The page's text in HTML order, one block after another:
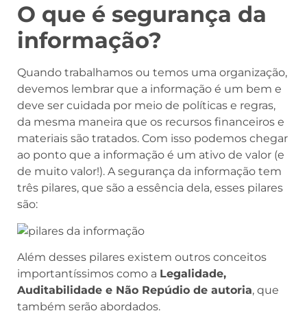
O que é segurança da
informação?
Quando trabalhamos ou temos uma organização,
devemos lembrar que a informação é um bem e
deve ser cuidada por meio de políticas e regras,
da mesma maneira que os recursos financeiros e
materiais são tratados. Com isso podemos chegar
ao ponto que a informação é um ativo de valor (e
de muito valor!). A segurança da informação tem
três pilares, que são a essência dela, esses pilares
são:
Além desses pilares existem outros conceitos
importantíssimos como a Legalidade,
Auditabilidade e Não Repúdio de autoria, que
também serão abordados.